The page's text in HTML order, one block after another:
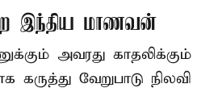
இந்திய மாணவன்
அவரது காதலிக்கும்
கருத்து வேறுபாடு நிலவி